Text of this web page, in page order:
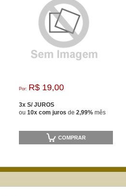
Por: R$ 19,00
3x S/ JUROS
ou 10x com juros de 2,99% mês
COMPRAR